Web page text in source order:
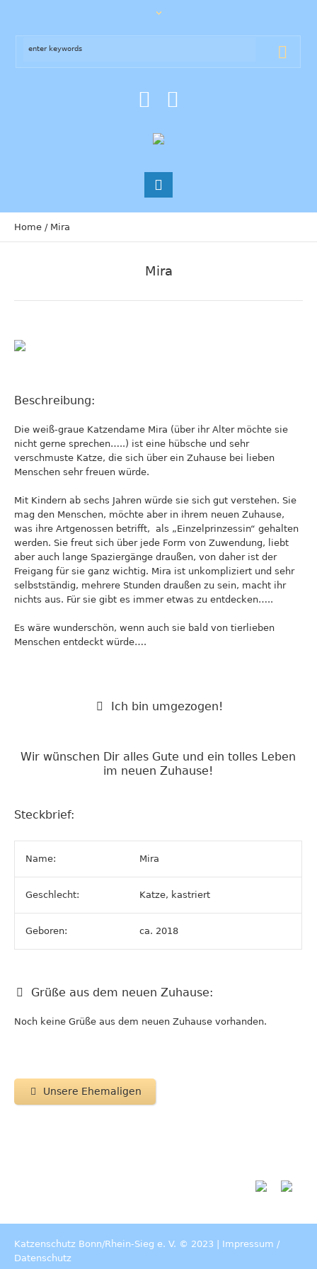
Home / Mira
Mira
Beschreibung:
Die weiß-graue Katzendame Mira (über ihr Alter möchte sie
nicht gerne sprechen…..) ist eine hübsche und sehr
verschmuste Katze, die sich über ein Zuhause bei lieben
Menschen sehr freuen würde.
Mit Kindern ab sechs Jahren würde sie sich gut verstehen. Sie
mag den Menschen, möchte aber in ihrem neuen Zuhause,
was ihre Artgenossen betrifft, als „Einzelprinzessin“ gehalten
werden. Sie freut sich über jede Form von Zuwendung, liebt
aber auch lange Spaziergänge draußen, von daher ist der
Freigang für sie ganz wichtig. Mira ist unkompliziert und sehr
selbstständig, mehrere Stunden draußen zu sein, macht ihr
nichts aus. Für sie gibt es immer etwas zu entdecken…..
Es wäre wunderschön, wenn auch sie bald von tierlieben
Menschen entdeckt würde….
Ich bin umgezogen!
Wir wünschen Dir alles Gute und ein tolles Leben
im neuen Zuhause!
Steckbrief:
Name: Mira
Geschlecht: Katze, kastriert
Geboren: ca. 2018
Grüße aus dem neuen Zuhause:
Noch keine Grüße aus dem neuen Zuhause vorhanden.
Unsere Ehemaligen
Katzenschutz Bonn/Rhein-Sieg e. V. © 2023 | Impressum /
Datenschutz